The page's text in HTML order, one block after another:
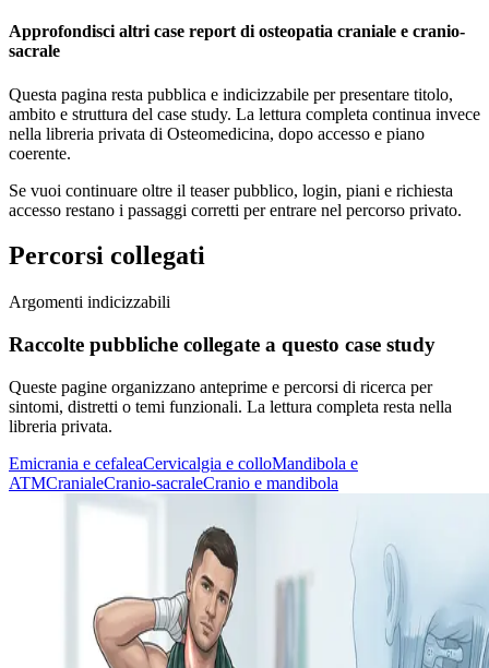
Approfondisci altri case report di osteopatia craniale e cranio-
sacrale
Questa pagina resta pubblica e indicizzabile per presentare titolo,
ambito e struttura del case study. La lettura completa continua invece
nella libreria privata di Osteomedicina, dopo accesso e piano
coerente.
Se vuoi continuare oltre il teaser pubblico, login, piani e richiesta
accesso restano i passaggi corretti per entrare nel percorso privato.
Percorsi collegati
Argomenti indicizzabili
Raccolte pubbliche collegate a questo case study
Queste pagine organizzano anteprime e percorsi di ricerca per
sintomi, distretti o temi funzionali. La lettura completa resta nella
libreria privata.
Emicrania e cefaleaCervicalgia e colloMandibola e
ATMCranialeCranio-sacraleCranio e mandibola